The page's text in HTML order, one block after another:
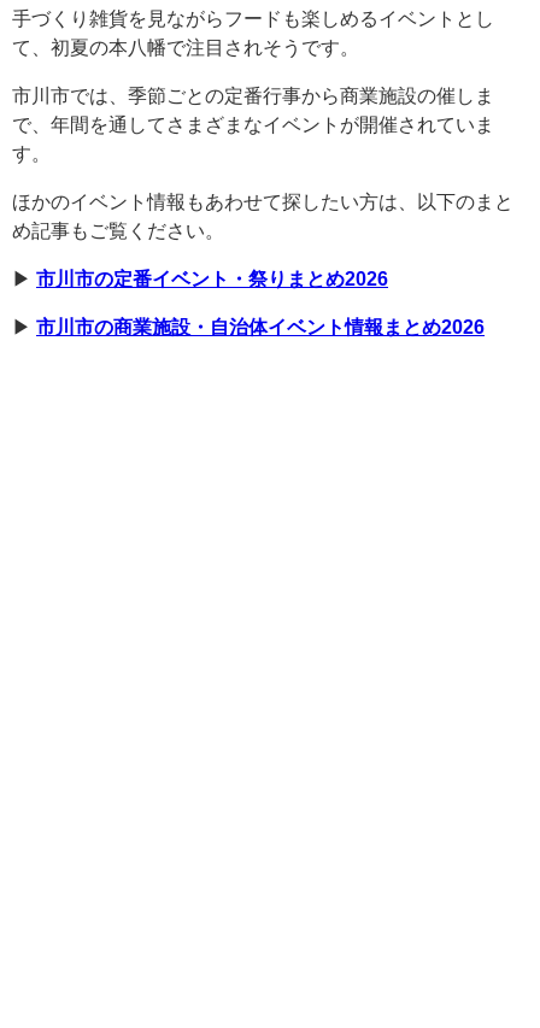
手づくり雑貨を見ながらフードも楽しめるイベントとし
て、初夏の本八幡で注目されそうです。
市川市では、季節ごとの定番行事から商業施設の催しま
で、年間を通してさまざまなイベントが開催されていま
す。
ほかのイベント情報もあわせて探したい方は、以下のまと
め記事もご覧ください。
▶︎ 市川市の定番イベント・祭りまとめ2026
▶︎ 市川市の商業施設・自治体イベント情報まとめ2026